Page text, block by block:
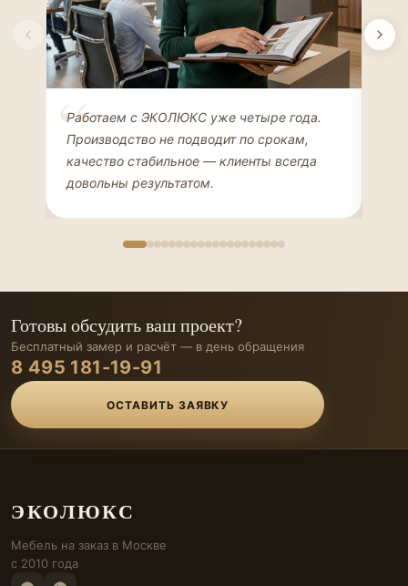
Елена Соколова
ДИЗАЙНЕР ИНТЕРЬЕРОВ
Работаем с ЭКОЛЮКС уже четыре года.
Производство не подводит по срокам,
качество стабильное — клиенты всегда
довольны результатом.
Готовы обсудить ваш проект?
Бесплатный замер и расчёт — в день обращения
8 495 181-19-91
ОСТАВИТЬ ЗАЯВКУ
ЭКОЛЮКС
Мебель на заказ в Москве
с 2010 года